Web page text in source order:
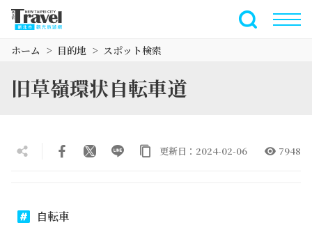
全文検索
ホーム 目的地 スポット検索
旧草嶺環状自転車道
更新日：2024-02-06 7948
自転車